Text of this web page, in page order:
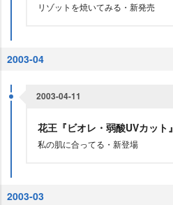
リゾットを焼いてみる・新発売
2003-04
2003-04-11
花王『ビオレ・弱酸UVカット』
私の肌に合ってる・新登場
2003-03